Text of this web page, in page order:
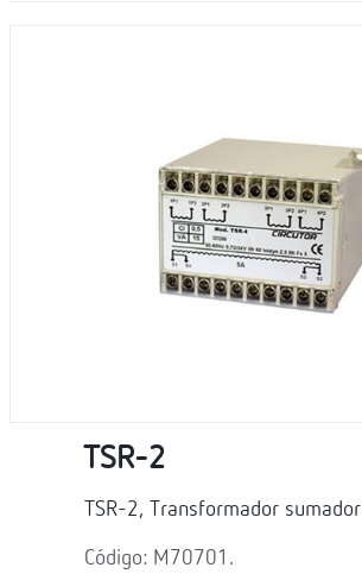
TSR-2
TSR-2, Transformador
Código: M70701.